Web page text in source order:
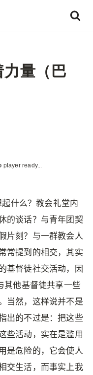
量（巴
player ready...
起什么？教会礼堂内
的谈话？与青年团契
片刻？与一群教会人
常提到的相交，其实
基督徒社交活动，因
其他基督徒共享一些
当然，这样说并不是
出的不过是：把这些
些活动，实在是滥用
是危险的，它会使人
交生活，而事实上我